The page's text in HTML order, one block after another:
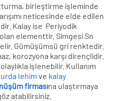
birleştirme işleminde
neticesinde elde edilen
Kalay ise Periyodik
elementtir. Simgesi Sn
Gümüşümsü gri renktedir.
korozyona karşı dirençlidir.
işlenebilir. Kullanım
lehim ve kalay
firmasına ulaştırmaya
atabilirsiniz.